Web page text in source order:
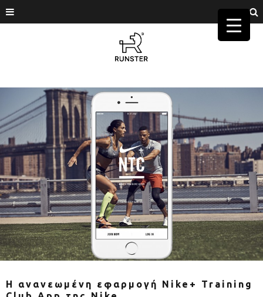
Η ανανεωμένη εφαρμογή Nike+ Training